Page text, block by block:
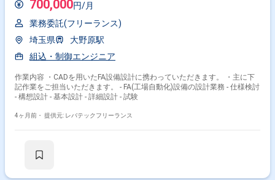
700,000円/月
業務委託(フリーランス)
埼玉県
大野原駅
組込・制御エンジニア
作業内容 ・CADを用いたFA設備設計に携わっていただきます。 ・主に下
記作業をご担当いただきます。 - FA(工場自動化)設備の設計業務 - 仕様検討
- 構想設計 - 基本設計 - 詳細設計 - 試験
4ヶ月前・ 提供元: レバテックフリーランス